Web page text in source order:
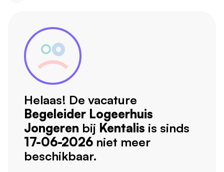
Helaas! De vacature
Begeleider Logeerhuis
Jongeren bij Kentalis is sinds
17-06-2026 niet meer
beschikbaar.